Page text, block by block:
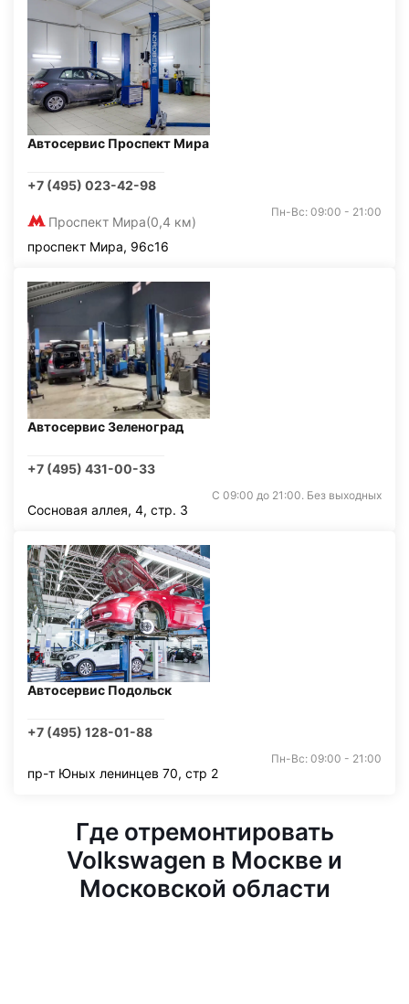
Автосервис Проспект Мира
+7 (495) 023-42-98
Проспект Мира(0,4 км)
Пн-Вс: 09:00 - 21:00
проспект Мира, 96с16
Автосервис Зеленоград
+7 (495) 431-00-33
С 09:00 до 21:00. Без выходных
Сосновая аллея, 4, стр. 3
Автосервис Подольск
+7 (495) 128-01-88
Пн-Вс: 09:00 - 21:00
пр-т Юных ленинцев 70, стр 2
Где отремонтировать
Volkswagen в Москве и
Московской области